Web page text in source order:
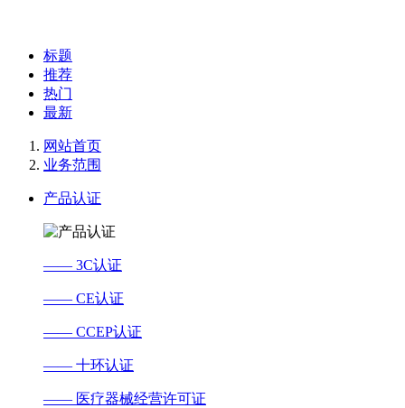
标题
推荐
热门
最新
网站首页
业务范围
产品认证
—— 3C认证
—— CE认证
—— CCEP认证
—— 十环认证
—— 医疗器械经营许可证